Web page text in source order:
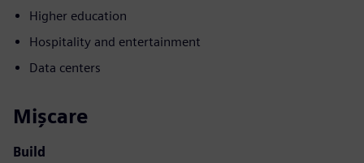
Higher education
Hospitality and entertainment
Data centers
Mișcare
Build